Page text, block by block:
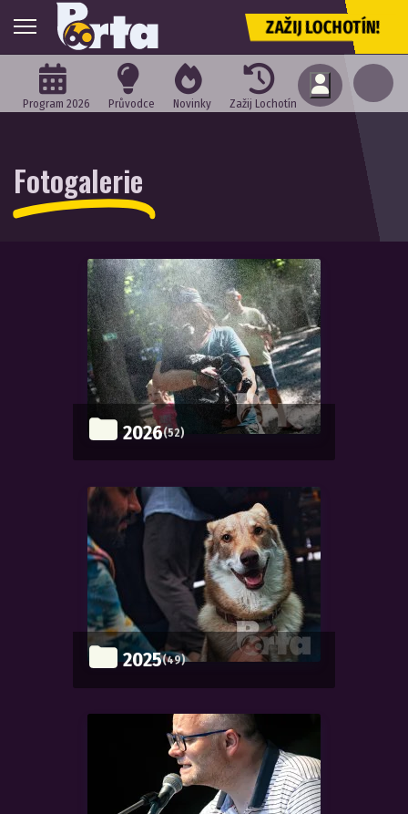
ZAŽIJ LOCHOTÍN!
Program 2026 Průvodce Novinky Zažij Lochotín
Fotogalerie
2026(52)
2025(49)